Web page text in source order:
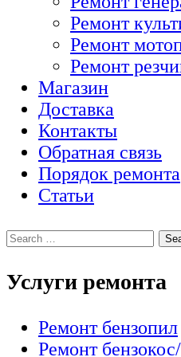
Ремонт
Ремонт
Ремонт
Магазин
Доставка
Контакты
Обратная связь
Порядок ремонта
Статьи
Услуги ремонта
Ремонт бензопил
Ремонт